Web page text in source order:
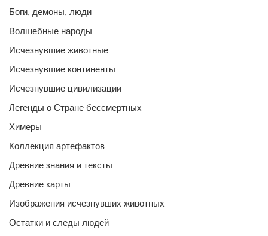
Боги, демоны, люди
Волшебные народы
Исчезнувшие животные
Исчезнувшие континенты
Исчезнувшие цивилизации
Легенды о Стране бессмертных
Химеры
Коллекция артефактов
Древние знания и тексты
Древние карты
Изображения исчезнувших животных
Остатки и следы людей